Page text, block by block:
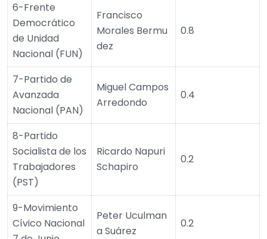
6-Frente
Democrático
de Unidad
Nacional (FUN)
Francisco
Morales Bermu
dez
0.8
7-Partido de
Avanzada
Nacional (PAN)
Miguel Campos
Arredondo
0.4
8-Partido
Socialista de los
Trabajadores
(PST)
Ricardo Napuri
Schapiro
0.2
9-Movimiento
Cívico Nacional
Peter Uculman
a Suárez
0.2